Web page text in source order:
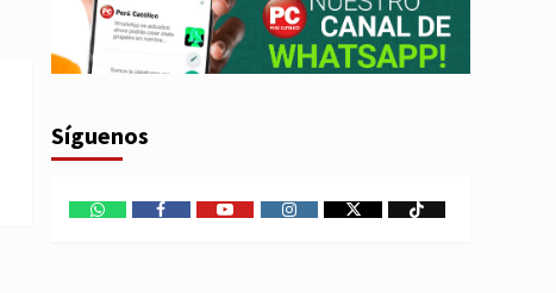
Síguenos
WhatsAppFacebookYoutubeInstagram
X TikTok